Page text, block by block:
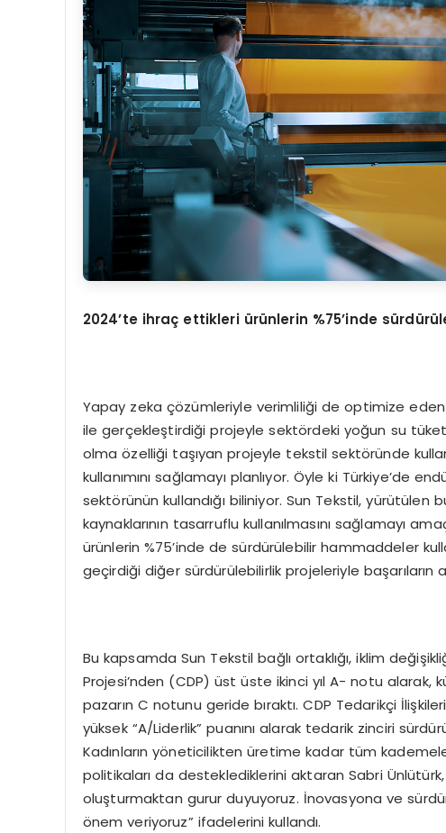
2024’te ihraç ettikleri ürünlerin %75’inde
Yapay zeka çözümleriyle verimliliği de optimize eden
ile gerçekleştirdiği projeyle sektördeki yoğun su
olma özelliği taşıyan projeyle tekstil sektöründe
kullanımını sağlamayı planlıyor. Öyle ki Türkiye’de
sektörünün kullandığı biliniyor. Sun Tekstil, yürütülen
kaynaklarının tasarruflu kullanılmasını sağlamayı
ürünlerin %75’inde de sürdürülebilir hammaddeler
geçirdiği diğer sürdürülebilirlik projeleriyle başarıların
Bu kapsamda Sun Tekstil bağlı ortaklığı, iklim
Projesi’nden (CDP) üst üste ikinci yıl A- notu
pazarın C notunu geride bıraktı. CDP Tedarikçi
yüksek “A/Liderlik” puanını alarak tedarik zinciri
Kadınların yöneticilikten üretime kadar tüm
politikaları da desteklediklerini aktaran Sabri
oluşturmaktan gurur duyuyoruz. İnovasyona ve
önem veriyoruz” ifadelerini kullandı.